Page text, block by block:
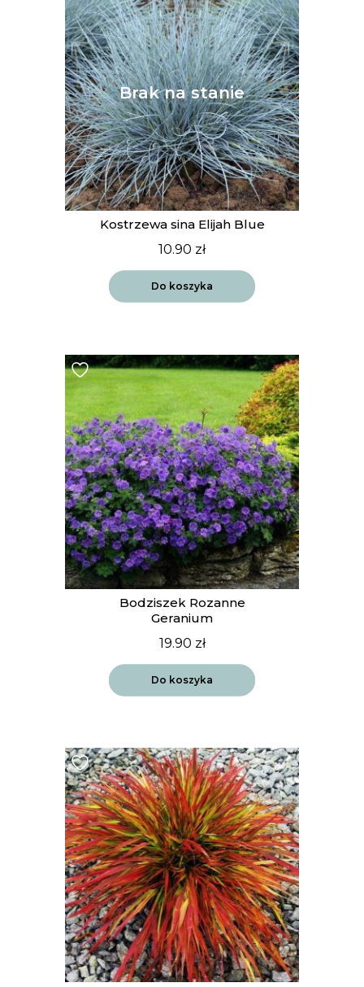
Kostrzewa sina Elijah Blue
10.90 zł
Do koszyka
Bodziszek Rozanne
Geranium
19.90 zł
Do koszyka